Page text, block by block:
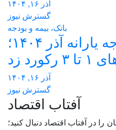
آذر ۱۶, ۱۴۰۴
گسترش نیوز
بانک، بیمه و بودجه
افزایش قابل توجه یارانه آذر ۱۴۰۴؛
زد
آذر ۱۶, ۱۴۰۴
گسترش نیوز
آفتاب اقتصاد
در آفتاب اقتصاد دنبال کنید؛